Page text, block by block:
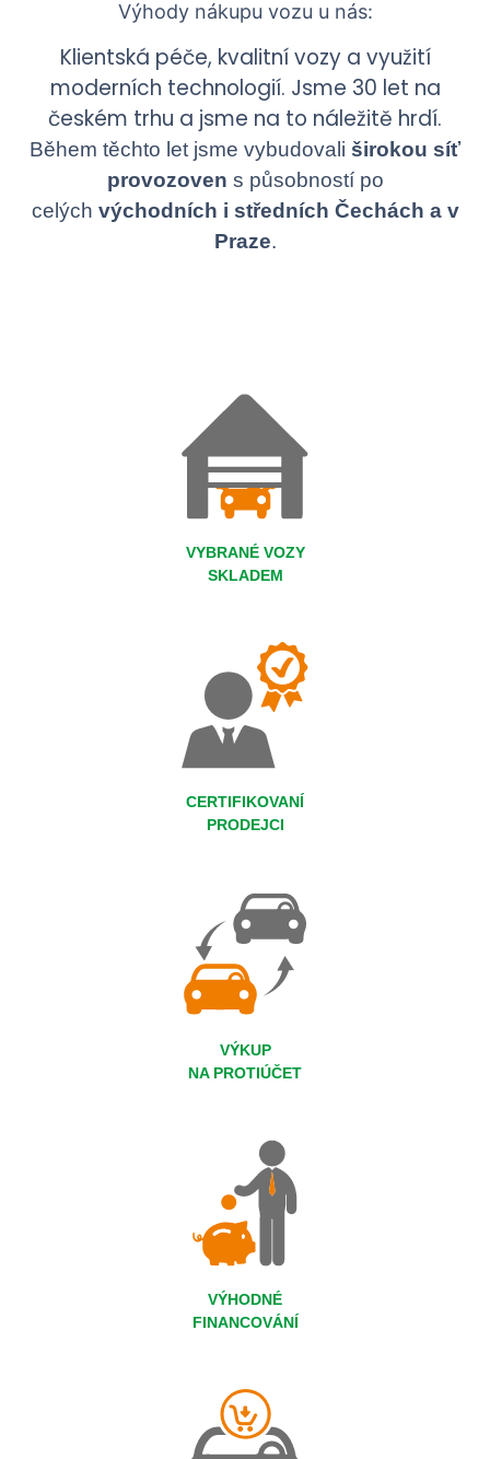
Výhody nákupu vozu u nás:
Klientská péče, kvalitní vozy a využití
moderních technologií. Jsme 30 let na
českém trhu a jsme na to náležitě hrdí.
Během těchto let jsme vybudovali širokou síť
provozoven s působností po
celých východních i středních Čechách a v
Praze.
VYBRANÉ VOZY
SKLADEM
CERTIFIKOVANÍ
PRODEJCI
VÝKUP
NA PROTIÚČET
VÝHODNÉ
FINANCOVÁNÍ